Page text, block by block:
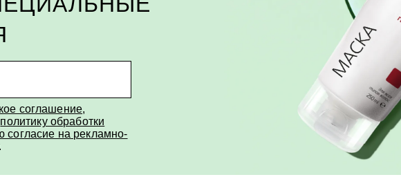
соглашение,
политику обработки
согласие на рекламно-